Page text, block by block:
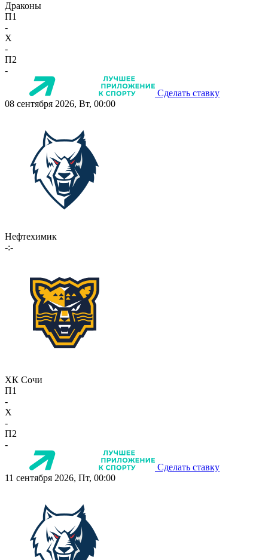
Драконы
П1
-
X
-
П2
-
Сделать ставку
08 сентября 2026, Вт, 00:00
Нефтехимик
-:-
ХК Сочи
П1
-
X
-
П2
-
Сделать ставку
11 сентября 2026, Пт, 00:00